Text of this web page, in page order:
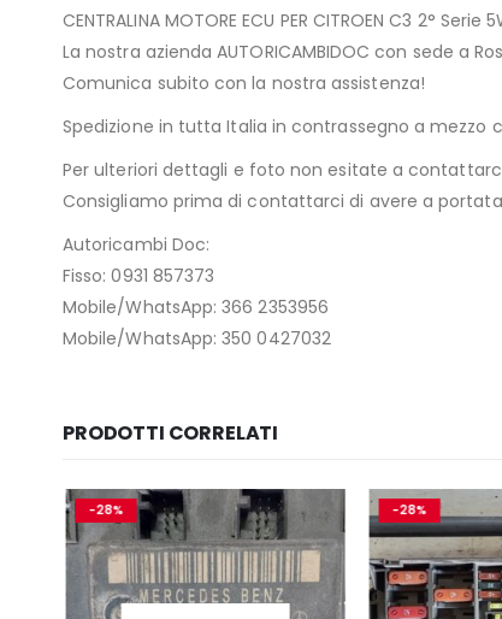
CENTRALINA MOTORE ECU PER CITROEN C3 2°
La nostra azienda AUTORICAMBIDOC con sede a
Comunica subito con la nostra assistenza!
Spedizione in tutta Italia in contrassegno a mezzo
Per ulteriori dettagli e foto non esitate a
Consigliamo prima di contattarci di avere a
Autoricambi Doc:
Fisso: 0931 857373
Mobile/WhatsApp: 366 2353956
Mobile/WhatsApp: 350 0427032
PRODOTTI CORRELATI
-28% -28%